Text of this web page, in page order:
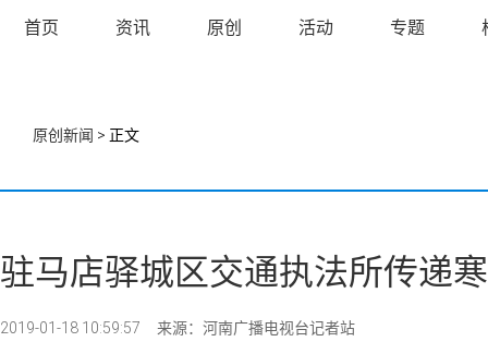
首页 资讯 原创 活动 专题
原创新闻 > 正文
驻马店驿城区交通执法所传递
2019-01-18 10:59:57 来源：河南广播电视台记者站